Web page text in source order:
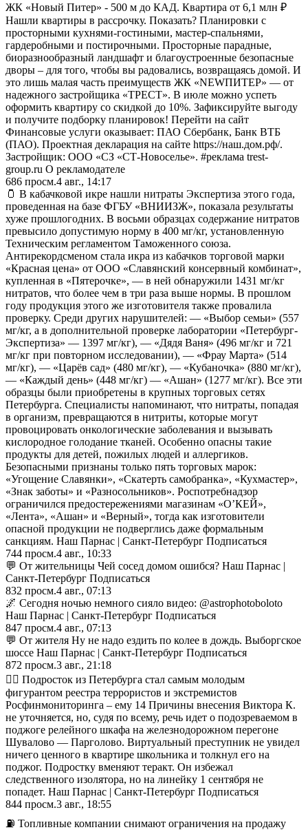
ЖК «Новый Питер» - 500 м до КАД. Квартира от 6,1 млн ₽
Нашли квартиры в рассрочку. Показать? Планировки с
просторными кухнями-гостиными, мастер-спальнями,
гардеробными и постирочными. Просторные парадные,
биоразнообразный ландшафт и благоустроенные безопасные
дворы – для того, чтобы вы радовались, возвращаясь домой. И
это лишь малая часть преимуществ ЖК «NEWПИТЕР» — от
надежного застройщика «ТРЕСТ». В июле можно успеть
оформить квартиру со скидкой до 10%. Зафиксируйте выгоду
и получите подборку планировок! Перейти на сайт
Финансовые услуги оказывает: ПАО Сбербанк, Банк ВТБ
(ПАО). Проектная декларация на сайте https://наш.дом.рф/.
Застройщик: ООО «СЗ «СТ-Новоселье». #реклама trest-
group.ru О рекламодателе
686 просм.4 авг., 14:17
🫙 В кабачковой икре нашли нитраты Экспертиза этого года,
проведенная на базе ФГБУ «ВНИИЗЖ», показала результаты
хуже прошлогодних. В восьми образцах содержание нитратов
превысило допустимую норму в 400 мг/кг, установленную
Техническим регламентом Таможенного союза.
Антирекордсменом стала икра из кабачков торговой марки
«Красная цена» от ООО «Славянский консервный комбинат»,
купленная в «Пятерочке», — в ней обнаружили 1431 мг/кг
нитратов, что более чем в три раза выше нормы. В прошлом
году продукция этого же изготовителя также провалила
проверку. Среди других нарушителей: — «Выбор семьи» (557
мг/кг, а в дополнительной проверке лаборатории «Петербург-
Экспертиза» — 1397 мг/кг), — «Дядя Ваня» (496 мг/кг и 721
мг/кг при повторном исследовании), — «Фрау Марта» (514
мг/кг), — «Царёв сад» (480 мг/кг), — «Кубаночка» (880 мг/кг),
— «Каждый день» (448 мг/кг) — «Ашан» (1277 мг/кг). Все эти
образцы были приобретены в крупных торговых сетях
Петербурга. Специалисты напоминают, что нитраты, попадая
в организм, превращаются в нитриты, которые могут
провоцировать онкологические заболевания и вызывать
кислородное голодание тканей. Особенно опасны такие
продукты для детей, пожилых людей и аллергиков.
Безопасными признаны только пять торговых марок:
«Угощение Славянки», «Скатерть самобранка», «Кухмастер»,
«Знак заботы» и «Разносольников». Роспотребнадзор
ограничился предостережениями магазинам «О’КЕЙ»,
«Лента», «Ашан» и «Верный», тогда как изготовители
опасной продукции не подверглись даже формальным
санкциям. Наш Парнас | Санкт-Петербург Подписаться
744 просм.4 авг., 10:33
💬 От жительницы Чей сосед домом ошибся? Наш Парнас |
Санкт-Петербург Подписаться
832 просм.4 авг., 07:13
🌌 Сегодня ночью немного сияло видео: @astrophotoboloto
Наш Парнас | Санкт-Петербург Подписаться
847 просм.4 авг., 07:13
💬 От жителя Ну не надо ездить по колее в дождь. Выборгское
шоссе Наш Парнас | Санкт-Петербург Подписаться
872 просм.3 авг., 21:18
🧑‍⚖️ Подросток из Петербурга стал самым молодым
фигурантом реестра террористов и экстремистов
Росфинмониторинга – ему 14 Причины внесения Виктора К.
не уточняется, но, судя по всему, речь идет о подозреваемом в
поджоге релейного шкафа на железнодорожном перегоне
Шувалово — Парголово. Виртуальный преступник не увидел
ничего ценного в квартире школьника и толкнул его на
поджог. Подростку вменяют теракт. Он избежал
следственного изолятора, но на линейку 1 сентября не
попадет. Наш Парнас | Санкт-Петербург Подписаться
844 просм.3 авг., 18:55
⛽️ Топливные компании снимают ограничения на продажу